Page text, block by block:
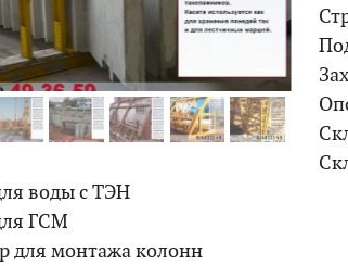
воды с ТЭН
ГСМ
для монтажа колонн